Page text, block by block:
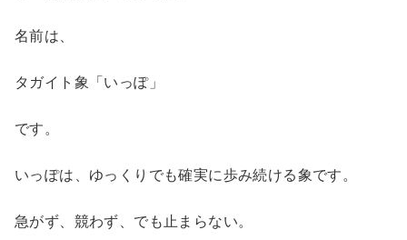
名前は、
タガイト象「いっぽ」
です。
いっぽは、ゆっくりでも確実に歩み続ける象です。
急がず、競わず、でも止まらない。